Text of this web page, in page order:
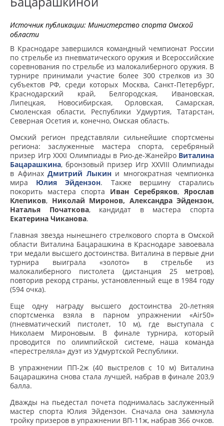
Источник публикации: Министерство спорта Омской
области
В Краснодаре завершился командный чемпионат России
по стрельбе из пневматического оружия и Всероссийские
соревнования по стрельбе из малокалиберного оружия. В
турнире принимали участие более 300 стрелков из 30
субъектов РФ, среди которых Москва, Санкт-Петербург,
Краснодарский край, Белгородская, Ивановская,
Липецкая, Новосибирская, Орловская, Самарская,
Смоленская области, Республики Удмуртия, Татарстан,
Северная Осетия и, конечно, Омская область.
Омский регион представляли сильнейшие спортсмены
региона: заслуженные мастера спорта, серебряный
призер Игр XXXI Олимпиады в Рио-де-Жанейро Виталина
Бацарашкина, бронзовый призер Игр XXVIII Олимпиады
в Афинах Дмитрий Лыкини многократная чемпионка
мира Юлия Эйдензон. Также вершину старались
покорить мастера спорта Иван Серебряков, Ярослав
Клепиков, Николай Миронов, Александра Эйдензон,
Наталья Початкова, кандидат в мастера спорта
Екатерина Чиканова.
Главная звезда нынешнего стрелкового спорта в Омской
области Виталина Бацарашкина в Краснодаре завоевала
три медали высшего достоинства. Виталина в первые дни
турнира выиграла «золото» в стрельбе из
малокалиберного пистолета (дистанция 25 метров),
повторив рекорд страны, установленный еще в 1984 году
(594 очка).
Еще одну награду высшего достоинства 20-летняя
спортсменка взяла в парном упражнении «Air50»
(пневматический пистолет, 10 м), где выступала с
Николаем Мироновым. В финале турнира, который
проводится по олимпийской системе, наша команда
«перестреляла» дуэт из Удмуртской Республики.
В упражнении ПП-2ж (40 выстрелов с 10 м) Виталина
Бацарашкина снова стала лучшей, набрав в финале 203,9
балла.
Дважды на пьедестал почета поднималась заслуженный
мастер спорта Юлия Эйдензон. Сначала она замкнула
тройку призеров в упражнении ВП-11ж, набрав 366 очков.